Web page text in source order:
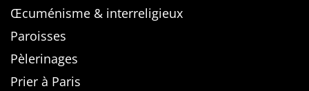
Œcuménisme & interreligieux
Paroisses
Pèlerinages
Prier à Paris